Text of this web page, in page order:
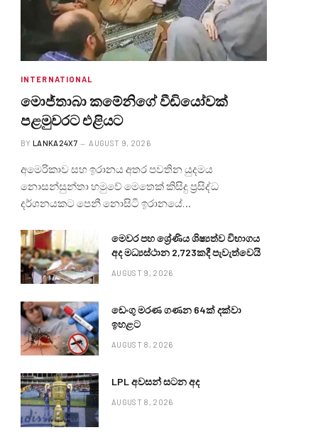
INTERNATIONAL
මොජ්තාබා කමේනිගේ වීඩියෝවක්
පළමුවරට එළියට
BY LANKA24X7 AUGUST 9, 2026
අමෙරිකාව සහ ඉරානය අතර පවතින යුදමය
නොසන්සුන්තා හමුවේ මෙතෙක් කිසිදු ප්‍රසිද්ධ
දර්ශනයකට පෙනී නොසිටි ඉරානයේ…
මෙවර පහ ශ්‍රේණිය ශිෂ්‍යත්ව විභාගය
අද මධ්‍යස්ථාන 2,723කදී පැවැත්වෙයි
AUGUST 9, 2026
ඩෙංගු මරණ ගණන 64ක් දක්වා
ඉහළට
AUGUST 8, 2026
LPL අවසන් සටන අද
AUGUST 8, 2026